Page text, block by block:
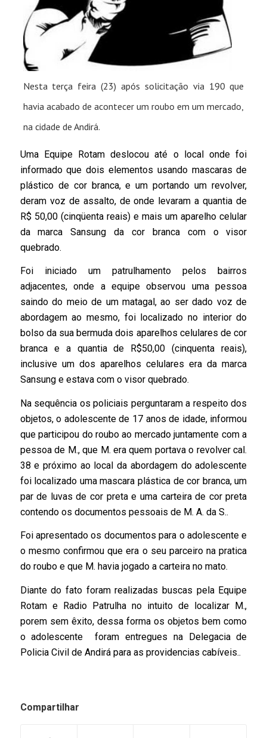
Nesta terça feira (23) após solicitação via 190 que
havia acabado de acontecer um roubo em um mercado,
na cidade de Andirá.
Uma Equipe Rotam deslocou até o local onde foi
informado que dois elementos usando mascaras de
plástico de cor branca, e um portando um revolver,
deram voz de assalto, de onde levaram a quantia de
R$ 50,00 (cinqüenta reais) e mais um aparelho celular
da marca Sansung da cor branca com o visor
quebrado.
Foi iniciado um patrulhamento pelos bairros
adjacentes, onde a equipe observou uma pessoa
saindo do meio de um matagal, ao ser dado voz de
abordagem ao mesmo, foi localizado no interior do
bolso da sua bermuda dois aparelhos celulares de cor
branca e a quantia de R$50,00 (cinquenta reais),
inclusive um dos aparelhos celulares era da marca
Sansung e estava com o visor quebrado.
Na sequência os policiais perguntaram a respeito dos
objetos, o adolescente de 17 anos de idade, informou
que participou do roubo ao mercado juntamente com a
pessoa de M., que M. era quem portava o revolver cal.
38 e próximo ao local da abordagem do adolescente
foi localizado uma mascara plástica de cor branca, um
par de luvas de cor preta e uma carteira de cor preta
contendo os documentos pessoais de M. A. da S..
Foi apresentado os documentos para o adolescente e
o mesmo confirmou que era o seu parceiro na pratica
do roubo e que M. havia jogado a carteira no mato.
Diante do fato foram realizadas buscas pela Equipe
Rotam e Radio Patrulha no intuito de localizar M.,
porem sem êxito, dessa forma os objetos bem como
o adolescente foram entregues na Delegacia de
Policia Civil de Andirá para as providencias cabíveis..
Compartilhar